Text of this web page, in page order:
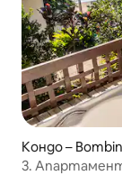
Кондо –
3.